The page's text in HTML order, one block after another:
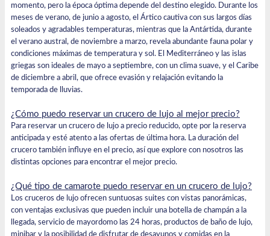
momento, pero la época óptima depende del destino elegido. Durante los
meses de verano, de junio a agosto, el Ártico cautiva con sus largos días
soleados y agradables temperaturas, mientras que la Antártida, durante
el verano austral, de noviembre a marzo, revela abundante fauna polar y
condiciones máximas de temperatura y sol. El Mediterráneo y las islas
griegas son ideales de mayo a septiembre, con un clima suave, y el Caribe
de diciembre a abril, que ofrece evasión y relajación evitando la
temporada de lluvias.
¿Cómo puedo reservar un crucero de lujo al mejor precio?
Para reservar un crucero de lujo a precio reducido, opte por la reserva
anticipada y esté atento a las ofertas de última hora. La duración del
crucero también influye en el precio, así que explore con nosotros las
distintas opciones para encontrar el mejor precio.
¿Qué tipo de camarote puedo reservar en un crucero de lujo?
Los cruceros de lujo ofrecen suntuosas suites con vistas panorámicas,
con ventajas exclusivas que pueden incluir una botella de champán a la
llegada, servicio de mayordomo las 24 horas, productos de baño de lujo,